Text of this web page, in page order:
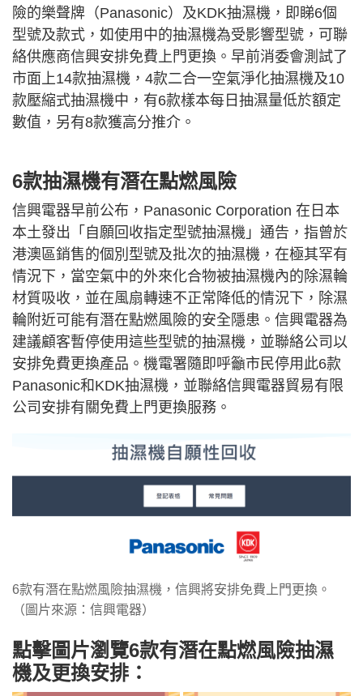
險的樂聲牌（Panasonic）及KDK抽濕機，即睇6個
型號及款式，如使用中的抽濕機為受影響型號，可聯
絡供應商信興安排免費上門更換。早前消委會測試了
市面上14款抽濕機，4款二合一空氣淨化抽濕機及10
款壓縮式抽濕機中，有6款樣本每日抽濕量低於額定
數值，另有8款獲高分推介。
6款抽濕機有潛在點燃風險
信興電器早前公布，Panasonic Corporation 在日本
本土發出「自願回收指定型號抽濕機」通告，指曾於
港澳區銷售的個別型號及批次的抽濕機，在極其罕有
情況下，當空氣中的外來化合物被抽濕機內的除濕輪
材質吸收，並在風扇轉速不正常降低的情況下，除濕
輪附近可能有潛在點燃風險的安全隱患。信興電器為
建議顧客暫停使用這些型號的抽濕機，並聯絡公司以
安排免費更換產品。機電署隨即呼籲市民停用此6款
Panasonic和KDK抽濕機，並聯絡信興電器貿易有限
公司安排有關免費上門更換服務。
6款有潛在點燃風險抽濕機，信興將安排免費上門更換。
（圖片來源：信興電器）
點擊圖片瀏覽6款有潛在點燃風險抽濕
機及更換安排：